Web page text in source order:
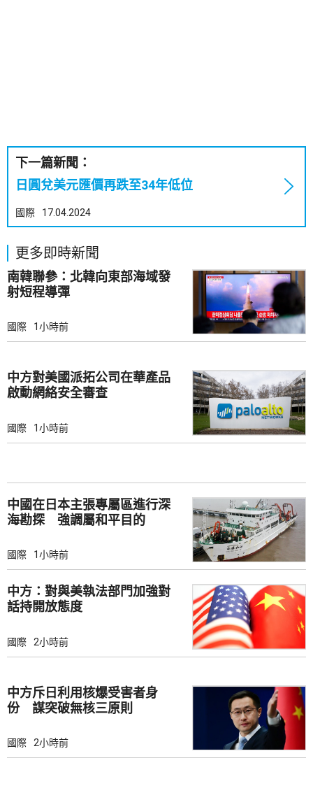
下一篇新聞：
日圓兌美元匯價再跌至34年低位
國際 17.04.2024
更多即時新聞
南韓聯參：北韓向東部海域發
射短程導彈
國際 1小時前
中方對美國派拓公司在華產品
啟動網絡安全審查
國際 1小時前
中國在日本主張專屬區進行深
海勘探 強調屬和平目的
國際 1小時前
中方：對與美執法部門加強對
話持開放態度
國際 2小時前
中方斥日利用核爆受害者身
份 謀突破無核三原則
國際 2小時前